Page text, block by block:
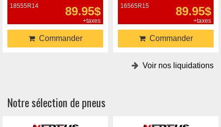
18555R14
89.95$
+taxes
Commander
16565R15
89.95$
+taxes
Commander
Voir nos liquidations
Notre sélection de pneus